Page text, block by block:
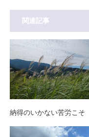
関連記事
納得のいかない苦労こそ